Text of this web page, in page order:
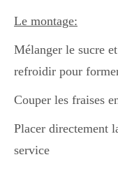
Le montage:
Mélanger le sucre
refroidir pour
Couper les fraises
Placer directement
service